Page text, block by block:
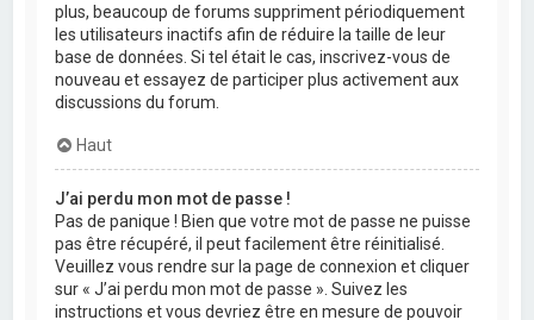
plus, beaucoup de forums suppriment périodiquement
les utilisateurs inactifs afin de réduire la taille de leur
base de données. Si tel était le cas, inscrivez-vous de
nouveau et essayez de participer plus activement aux
discussions du forum.
Haut
J’ai perdu mon mot de passe !
Pas de panique ! Bien que votre mot de passe ne puisse
pas être récupéré, il peut facilement être réinitialisé.
Veuillez vous rendre sur la page de connexion et cliquer
sur « J’ai perdu mon mot de passe ». Suivez les
instructions et vous devriez être en mesure de pouvoir